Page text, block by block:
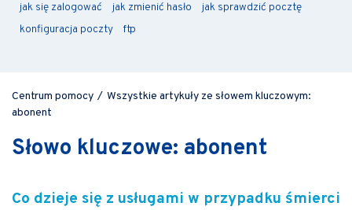
jak się zalogować jak zmienić hasło
jak sprawdzić pocztę
konfiguracja poczty
ftp
Centrum pomocy / Wszystkie artykuły ze słowem kluczowym:
abonent
Słowo kluczowe: abonent
Co dzieje się z usługami w przypadku śmierci